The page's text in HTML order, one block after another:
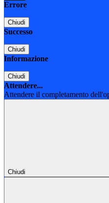
Errore
Chiudi
Successo
Chiudi
Informazione
Chiudi
Attendere...
Attendere il completamento
Chiudi